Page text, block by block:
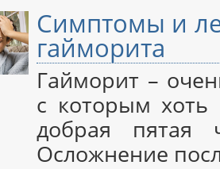
Симптомы и
гайморита
Гайморит –
с которым хоть
добрая пятая
Осложнение